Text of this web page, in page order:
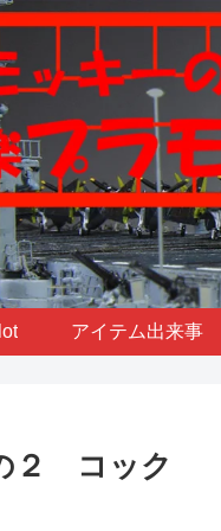
アイテム出来事
２ コック